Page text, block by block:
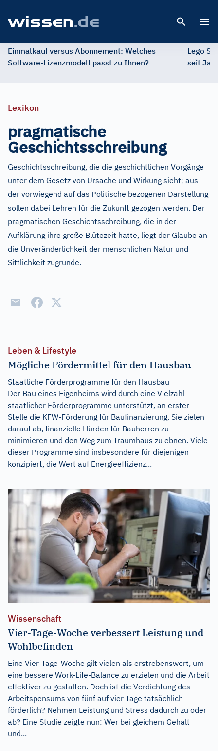
Einmalkauf versus Abonnement: Welches
Software-Lizenzmodell passt zu Ihnen?
Lego
seit
Lexikon
pragmạtische
Geschichtsschreibung
Geschichtsschreibung, die die geschichtlichen Vorgänge
unter dem Gesetz von Ursache und Wirkung sieht; aus
der vorwiegend auf das Politische bezogenen Darstellung
sollen dabei Lehren für die Zukunft gezogen werden. Der
pragmatischen Geschichtsschreibung, die in der
Aufklärung ihre große Blütezeit hatte, liegt der Glaube an
die Unveränderlichkeit der menschlichen Natur und
Sittlichkeit zugrunde.
Leben & Lifestyle
Mögliche Fördermittel für den Hausbau
Staatliche Förderprogramme für den Hausbau
Der Bau eines Eigenheims wird durch eine Vielzahl
staatlicher Förderprogramme unterstützt, an erster
Stelle die KFW-Förderung für Baufinanzierung. Sie zielen
darauf ab, finanzielle Hürden für Bauherren zu
minimieren und den Weg zum Traumhaus zu ebnen. Viele
dieser Programme sind insbesondere für diejenigen
konzipiert, die Wert auf Energieeffizienz...
Wissenschaft
Vier-Tage-Woche verbessert Leistung und
Wohlbefinden
Eine Vier-Tage-Woche gilt vielen als erstrebenswert, um
eine bessere Work-Life-Balance zu erzielen und die Arbeit
effektiver zu gestalten. Doch ist die Verdichtung des
Arbeitspensums von fünf auf vier Tage tatsächlich
förderlich? Nehmen Leistung und Stress dadurch zu oder
ab? Eine Studie zeigte nun: Wer bei gleichem Gehalt
und...